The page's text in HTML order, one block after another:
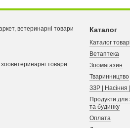
товари
Каталог
Каталог
Ветаптека
Зоомагазин
Тваринництво
ЗЗР | Насіння
Продукти
та будинку
Оплата